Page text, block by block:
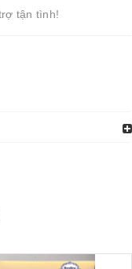
tận tình!